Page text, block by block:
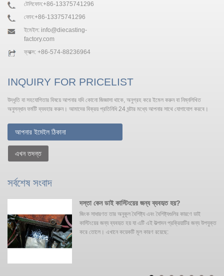
টেলিফোন:+86-13375741296
ফোন:+86-13375741296
ইমেইল: info@diecasting-
factory.com
ফ্যাক্স: +86-574-88236964
INQUIRY FOR PRICELIST
উদ্ধৃতি বা সহযোগিতার বিষয়ে আপনার যদি কোনো জিজ্ঞাসা থাকে, অনুগ্রহ করে ইমেল করুন বা নিম্নলিখিত
অনুসন্ধান ফর্মটি ব্যবহার করুন। আমাদের বিক্রয় প্রতিনিধি 24 ঘন্টার মধ্যে আপনার সাথে যোগাযোগ করবে।
এখন তদন্ত
সর্বশেষ সংবাদ
দস্তা কেন ডাই কাস্টিংয়ের জন্য ব্যবহৃত হয়?
জিংক সাধারণত তার অনুকূল বৈশিষ্ট্য এবং বৈশিষ্ট্যগুলির কারণে ডাই
কাস্টিংয়ের জন্য ব্যবহৃত হয় যা এটি এই উত্পাদন প্রক্রিয়াটির জন্য উপযুক্ত
করে তোলে। এখানে কয়েকটি মূল কারণ রয়েছে: